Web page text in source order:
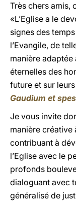
Très chers amis,
«L’Eglise a le
signes des
l’Evangile, de
manière
éternelles des
future et sur
Gaudium et spes
Je vous invite
manière créative
contribuant à
l’Eglise avec le
profonds
dialoguant avec
généralisé de